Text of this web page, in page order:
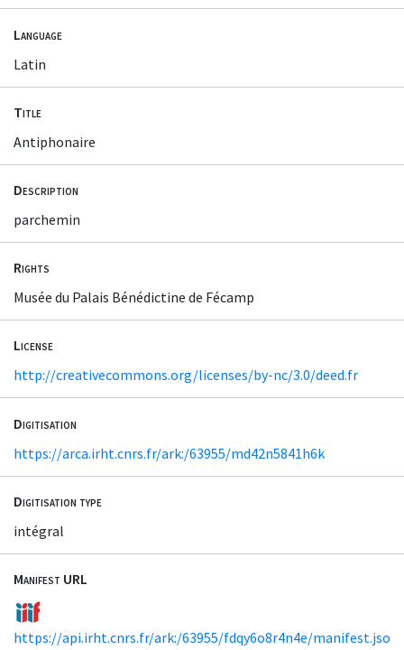
Language
Latin
Title
Antiphonaire
Description
parchemin
Rights
Musée du Palais Bénédictine de Fécamp
License
http://creativecommons.org/licenses/by-nc/3.0/deed.fr
Digitisation
https://arca.irht.cnrs.fr/ark:/63955/md42n5841h6k
Digitisation type
intégral
Manifest URL
https://api.irht.cnrs.fr/ark:/63955/fdqy6o8r4n4e/manifest.jso